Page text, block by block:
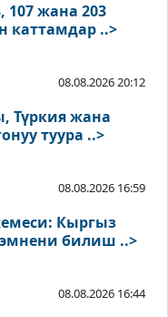
жана 203
каттамдар ..>
08.08.2026 20:12
Түркия жана
туура ..>
08.08.2026 16:59
Кыргыз
билиш ..>
08.08.2026 16:44